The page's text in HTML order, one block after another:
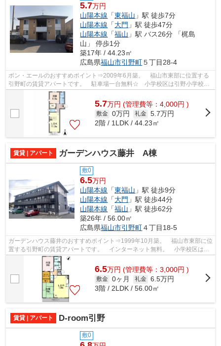
5.7万円
山陽本線 「東福山 」駅 徒歩7分
山陽本線 「大門 」駅 徒歩47分
山陽本線 「福山 」駅 バス26分 「梶島
山」 停歩1分
築17年 / 44.23㎡
広島県福山市引野町５丁目28-4
ボン・エールのおすすめポイント⇒2009年6月築。 福山市東部に位置する
引野町の賃貸アパートです。 駐車場一台無料☆ 小学校区は引野小学校で
す！ 徒歩約7分のところにはスーパーが...
5.7万円 (管理費等：4,000円 )
敷金 0万円 礼金 5.7万円
2階 / 1LDK / 44.23㎡
賃貸 | アパート ガーデンハウス藤井 A棟
敷0
6.5万円
山陽本線 「東福山 」駅 徒歩9分
山陽本線 「大門 」駅 徒歩44分
山陽本線 「福山 」駅 徒歩62分
築26年 / 56.00㎡
広島県福山市引野町４丁目18-5
ガーデンハウス藤井のおすすめポイント⇒1999年10月築。 福山市東部に位
置する引野町の賃貸アパートです。 インターネット無料。 小学校区は引
野小学校です！ 徒歩約2分のところに...
6.5万円 (管理費等：3,000円 )
敷金 0ヶ月 礼金 6.5万円
3階 / 2LDK / 56.00㎡
賃貸 | アパート D-room引野
敷0